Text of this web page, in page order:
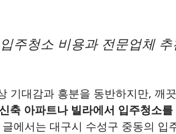
주청소 비용과 전문업체 추
기대감과 흥분을 동반하지만, 깨
축 아파트나 빌라에서 입주청소
글에서는 대구시 수성구 중동의 입